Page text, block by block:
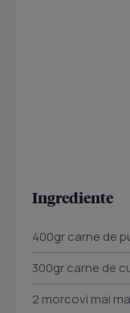
Ingrediente
400gr carne de
300gr carne de
2 morcovi mai